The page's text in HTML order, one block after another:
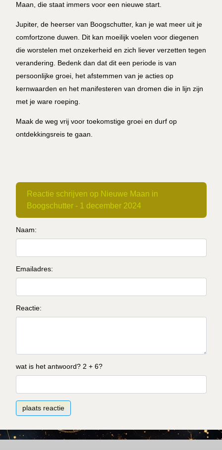
Maan, die staat immers voor een nieuwe start.
Jupiter, de heerser van Boogschutter, kan je wat meer uit je
comfortzone duwen. Dit kan moeilijk voelen voor diegenen
die worstelen met onzekerheid en zich liever verzetten tegen
verandering. Bedenk dan dat dit een periode is van
persoonlijke groei, het afstemmen van je acties op
kernwaarden en het manifesteren van dromen die in lijn zijn
met je ware roeping.
Maak de weg vrij voor toekomstige groei en durf op
ontdekkingsreis te gaan.
Reactie schrijven op Nieuwe Maan in
Boogschutter - 1 december 2024
Naam:
Emailadres:
Reactie:
wat is het antwoord? 2 + 6?